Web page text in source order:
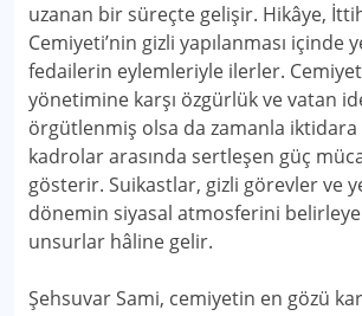
uzanan bir süreçte gelişir. Hikâye,
Cemiyeti’nin gizli yapılanması içinde
fedailerin eylemleriyle ilerler.
yönetimine karşı özgürlük ve vatan
örgütlenmiş olsa da zamanla iktidara
kadrolar arasında sertleşen güç
gösterir. Suikastlar, gizli görevler ve
dönemin siyasal atmosferini
unsurlar hâline gelir.
Şehsuvar Sami, cemiyetin en gözü